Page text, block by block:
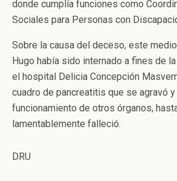
donde cumplía funciones como
Sociales para Personas con
Sobre la causa del deceso, este
Hugo había sido internado a fines de
el hospital Delicia Concepción
cuadro de pancreatitis que se agravó
funcionamiento de otros órganos,
lamentablemente falleció.
DRU